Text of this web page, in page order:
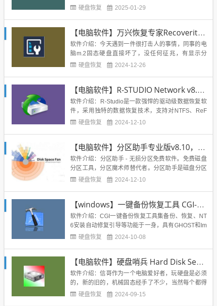
里都装着什么；并且用着用着，电脑的某个盘就红
究了很久，去查看每个文件夹内的文件，又或者重装
系统，然后排出一个命名规则...
硬盘恢复 2025-01-29
【电脑软件】万兴恢复专家Recoverit v9.0.8.10 中文特别版,数据恢复首选它
软件介绍：今天遇到一件很打击人的事情，同事的电
脑m.2固态硬盘直接坏了，没任何征兆，有显示分
区，但是分区没内容，没办法重新格式化和分区！所
一种情况，数据恢复！！万兴恢复专家（Wondersha
re Recov...
硬盘恢复 2024-12-26
【电脑软件】R-STUDIO Network v8.14 179611 Edition，驱动级数据恢复软件
软件介绍：R-Studio是一款强悍的驱动级数据恢复软
件，采用独特的数据恢复技术，支持对NTFS、ReF
S、FAT/exFAT、Ext2FS/Ext3/Ext4、UFS、HFS等分
镜像文件.rdr、RAID磁...
硬盘恢复 2024-12-10
【电脑软件】分区助手专业版v8.10，完全免费，无功能限制
软件介绍：分区助手 - 无损分区免费软件。免费磁盘
分区工具，分区魔术师替代者。分区助手是磁盘分区
的后起之秀,是分区魔术师的替代者,也是一款免费分区
区、分区复制、分区管理、分区扩容、系统迁移 ； ...
硬盘恢复 2024-12-10
【windows】一键备份恢复工具 CGI-Plus v5.0.0.1 增强版
软件介绍：CGI一键备份恢复工具集备份、恢复、NT
6安装自动修复引导等功能于一身，具有GHOST和Im
ageX双核心，32/64位自适应，支持GHO/WIM/SWM/
展，可以实现真正的一键备份恢复。其详...
硬盘恢复 2024-10-08
【电脑软件】硬盘哨兵 Hard Disk Sentinel v5.50.7 中文便携版，超强硬盘检测工具！
软件介绍：信哥作为一个电脑爱好者，玩硬盘是必须
的，新的旧的，机械固态经手了不少，当然每个都得
检测检测啊！用什么检测呢？今天这个就是检测届的
硬盘恢复 2024-09-15